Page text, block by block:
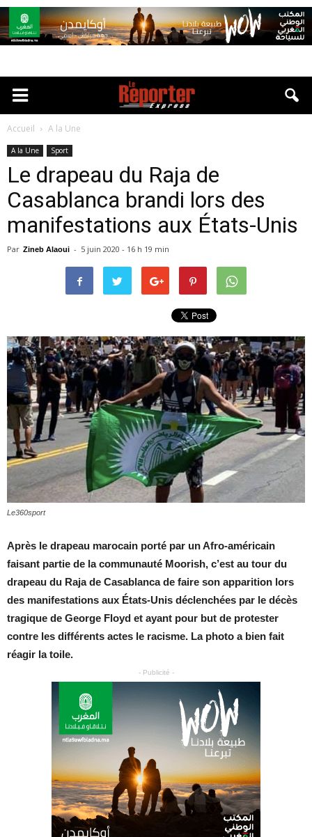
Accueil A la Une
A la Une Sport
Le drapeau du Raja de
Casablanca brandi lors des
manifestations aux États-Unis
Par Zineb Alaoui - 5 juin 2020 - 16 h 19 min
Le360sport
Après le drapeau marocain porté par un Afro-américain
faisant partie de la communauté Moorish, c’est au tour du
drapeau du Raja de Casablanca de faire son apparition lors
des manifestations aux États-Unis déclenchées par le décès
tragique de George Floyd et ayant pour but de protester
contre les différents actes le racisme. La photo a bien fait
réagir la toile.
- Publicité -